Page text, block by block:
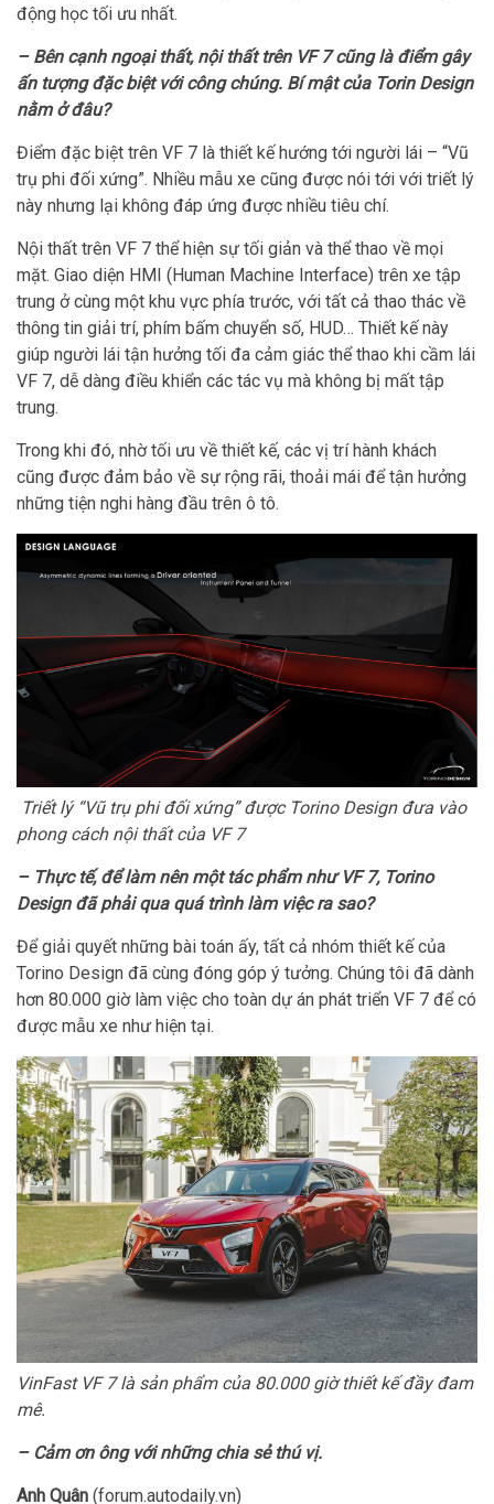
động học tối ưu nhất.
– Bên cạnh ngoại thất, nội thất trên VF 7 cũng là điểm gây
ấn tượng đặc biệt với công chúng. Bí mật của Torin Design
nằm ở đâu?
Điểm đặc biệt trên VF 7 là thiết kế hướng tới người lái – “Vũ
trụ phi đối xứng”. Nhiều mẫu xe cũng được nói tới với triết lý
này nhưng lại không đáp ứng được nhiều tiêu chí.
Nội thất trên VF 7 thể hiện sự tối giản và thể thao về mọi
mặt. Giao diện HMI (Human Machine Interface) trên xe tập
trung ở cùng một khu vực phía trước, với tất cả thao thác về
thông tin giải trí, phím bấm chuyển số, HUD… Thiết kế này
giúp người lái tận hưởng tối đa cảm giác thể thao khi cầm lái
VF 7, dễ dàng điều khiển các tác vụ mà không bị mất tập
trung.
Trong khi đó, nhờ tối ưu về thiết kế, các vị trí hành khách
cũng được đảm bảo về sự rộng rãi, thoải mái để tận hưởng
những tiện nghi hàng đầu trên ô tô.
Triết lý “Vũ trụ phi đối xứng” được Torino Design đưa vào
phong cách nội thất của VF 7
– Thực tế, để làm nên một tác phẩm như VF 7, Torino
Design đã phải qua quá trình làm việc ra sao?
Để giải quyết những bài toán ấy, tất cả nhóm thiết kế của
Torino Design đã cùng đóng góp ý tưởng. Chúng tôi đã dành
hơn 80.000 giờ làm việc cho toàn dự án phát triển VF 7 để có
được mẫu xe như hiện tại.
VinFast VF 7 là sản phẩm của 80.000 giờ thiết kế đầy đam
mê.
– Cảm ơn ông với những chia sẻ thú vị.
Anh Quân (forum.autodaily.vn)